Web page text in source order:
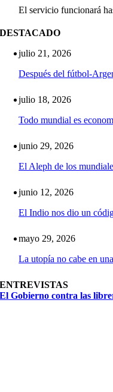
El servicio funcionará
DESTACADO
julio 21, 2026
Después del fútbol-
julio 18, 2026
Todo mundial es
junio 29, 2026
El Aleph de los
junio 12, 2026
El Indio nos dio un
mayo 29, 2026
La utopía no cabe en
ENTREVISTAS
El Gobierno contra las